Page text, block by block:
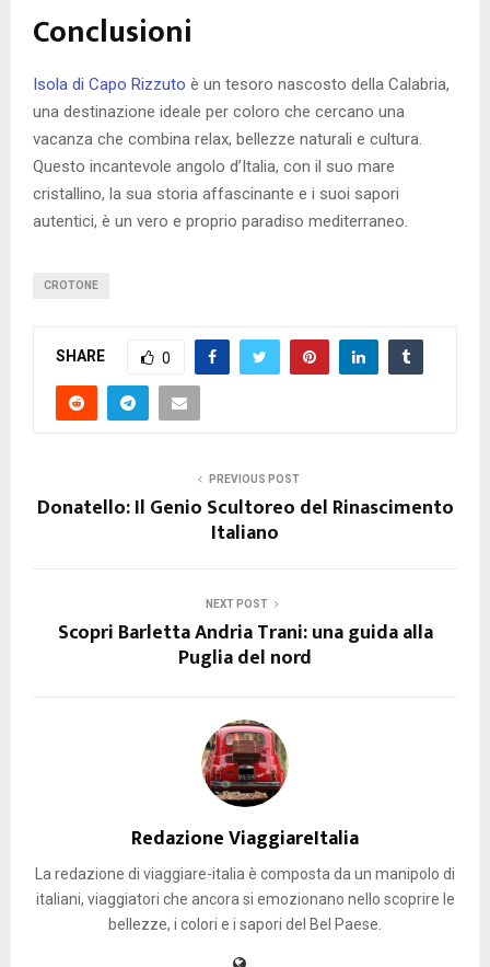
Conclusioni
Isola di Capo Rizzuto è un tesoro nascosto della Calabria,
una destinazione ideale per coloro che cercano una
vacanza che combina relax, bellezze naturali e cultura.
Questo incantevole angolo d’Italia, con il suo mare
cristallino, la sua storia affascinante e i suoi sapori
autentici, è un vero e proprio paradiso mediterraneo.
CROTONE
SHARE 0
PREVIOUS POST
Donatello: Il Genio Scultoreo del Rinascimento
Italiano
NEXT POST
Scopri Barletta Andria Trani: una guida alla
Puglia del nord
Redazione ViaggiareItalia
La redazione di viaggiare-italia è composta da un manipolo di
italiani, viaggiatori che ancora si emozionano nello scoprire le
bellezze, i colori e i sapori del Bel Paese.